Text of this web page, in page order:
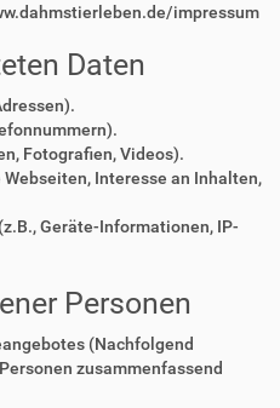
impressum
Daten
Fotografien, Videos).
Interesse an Inhalten,
Geräte-Informationen, IP-
Personen
(Nachfolgend
zusammenfassend